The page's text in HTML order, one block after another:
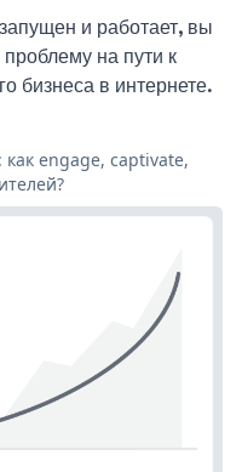
и работает, вы
на пути к
бизнеса в интернете.
engage, captivate,